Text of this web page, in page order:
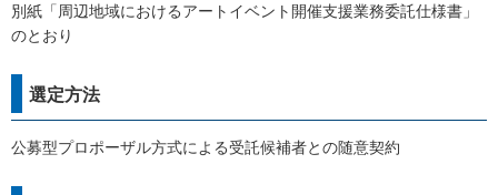
別紙「周辺地域におけるアートイベント開催支援業務委託仕様書」
のとおり
選定方法
公募型プロポーザル方式による受託候補者との随意契約